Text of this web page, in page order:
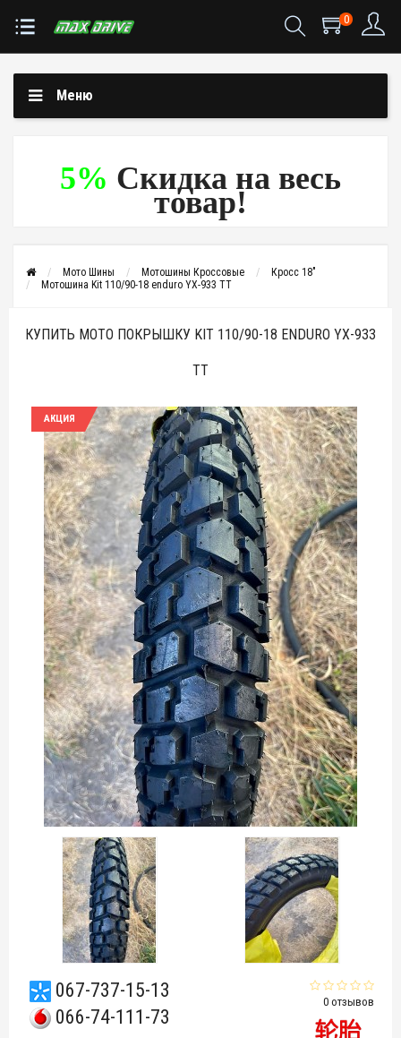
0
Меню
5% Скидка на весь
товар!
Мото Шины Мотошины Кроссовые
Кросс 18"
Мотошина Kit 110/90-18 enduro YX-933 TT
КУПИТЬ МОТО ПОКРЫШКУ KIT 110/90-18 ENDURO YX-933
TT
АКЦИЯ
0 отзывов
067-737-15-13
066-74-111-73